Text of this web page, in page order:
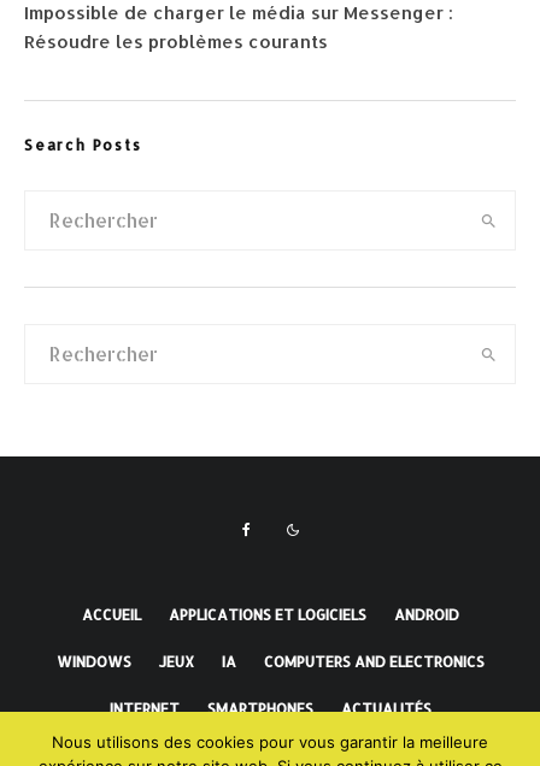
Impossible de charger le média sur Messenger :
Résoudre les problèmes courants
Search Posts
ACCUEIL APPLICATIONS ET LOGICIELS ANDROID
WINDOWS JEUX IA COMPUTERS AND ELECTRONICS
INTERNET SMARTPHONES ACTUALITÉS
FAITS INCROYABLES
Nous utilisons des cookies pour vous garantir la meilleure